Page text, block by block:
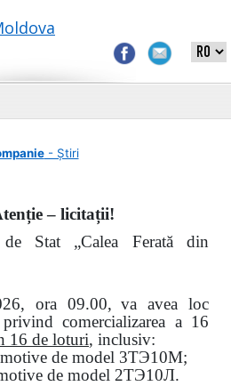
- Știri
– licitații!
de Stat „Calea Ferată din
ora 09.00, va avea loc
comercializarea a 16
16 de loturi, inclusiv:
de model 3ТЭ10М;
de model 2ТЭ10Л.